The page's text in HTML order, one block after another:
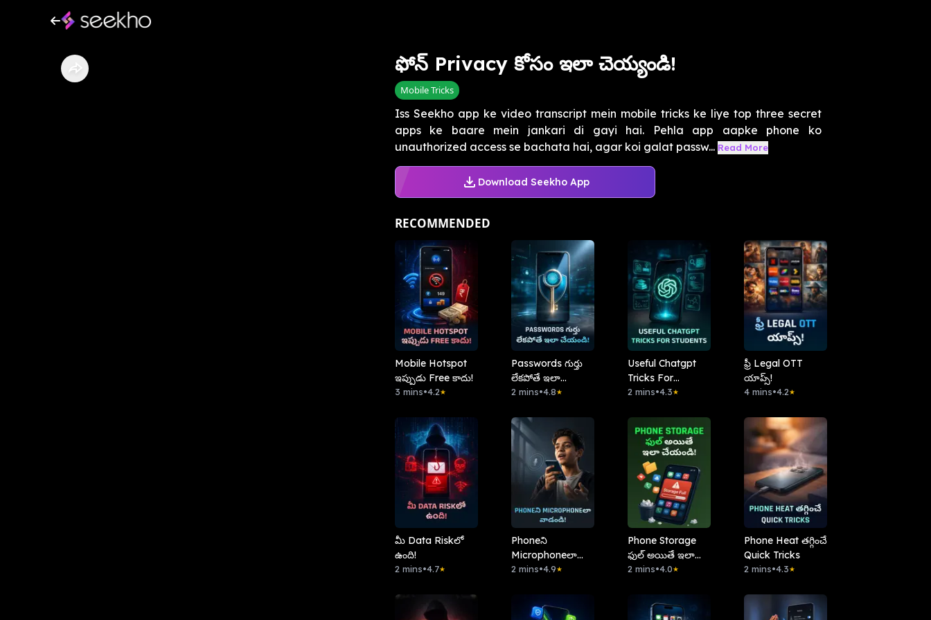
ఫోన్ Privacy కోసం ఇలా చెయ్యండి!
Mobile Tricks
Iss Seekho app ke video transcript mein mobile tricks ke liye top three secret
apps ke baare mein jankari di gayi hai. Pehla app aapke phone ko
unauthorized access se bachata hai, agar koi galat passw... Read More
Download Seekho App
RECOMMENDED
Mobile Hotspot
ఇప్పుడు Free కాదు!
3 mins•4.2★
Passwords గుర్తు
లేకపోతే ఇలా
చేయండి!
2 mins•4.8★
Useful Chatgpt
Tricks For
Students
2 mins•4.3★
ఫ్రీ Legal OTT
యాప్స్!
4 mins•4.2★
మీ Data Riskలో
ఉంది!
2 mins•4.7★
Phoneని
Microphoneలా
వాడండి!
2 mins•4.9★
Phone Storage
ఫుల్ అయితే ఇలా
చేయండి!
2 mins•4.0★
Phone Heat తగ్గించే
Quick Tricks
2 mins•4.3★